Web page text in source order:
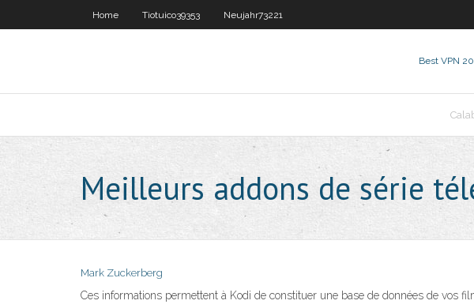
Home Tiotuico39353 Neujahr73221
Best VPN
Meilleurs addons de série
Mark Zuckerberg
Ces informations permettent à Kodi de constituer une base de données de vos